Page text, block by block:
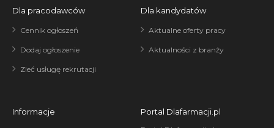
Dla pracodawców
Cennik ogłoszeń
Dodaj ogłoszenie
Zleć usługę rekrutacji
Dla kandydatów
Aktualne oferty pracy
Aktualności z branży
Informacje Portal Dlafarmacji.pl